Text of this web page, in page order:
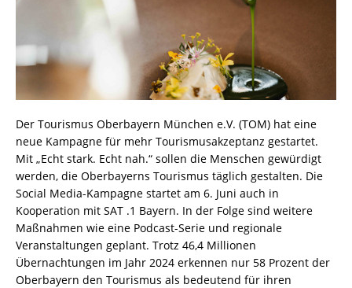
Der Tourismus Oberbayern München e.V. (TOM) hat eine
neue Kampagne für mehr Tourismusakzeptanz gestartet.
Mit „Echt stark. Echt nah.“ sollen die Menschen gewürdigt
werden, die Oberbayerns Tourismus täglich gestalten. Die
Social Media-Kampagne startet am 6. Juni auch in
Kooperation mit SAT .1 Bayern. In der Folge sind weitere
Maßnahmen wie eine Podcast-Serie und regionale
Veranstaltungen geplant. Trotz 46,4 Millionen
Übernachtungen im Jahr 2024 erkennen nur 58 Prozent der
Oberbayern den Tourismus als bedeutend für ihren